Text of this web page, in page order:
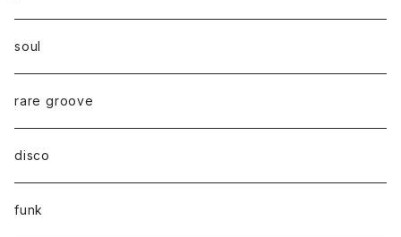
soul
rare groove
disco
funk